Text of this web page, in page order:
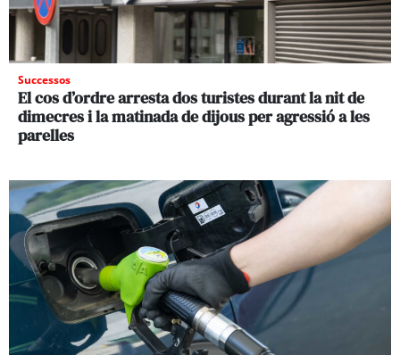
Successos
El cos d’ordre arresta dos turistes durant la nit de
dimecres i la matinada de dijous per agressió a les
parelles